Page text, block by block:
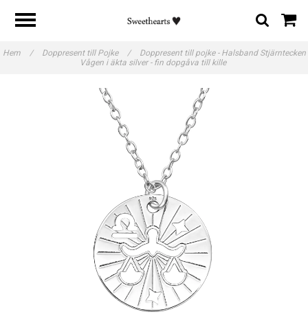
Hem / Doppresent till Pojke /
Doppresent till pojke - Halsband Stjärntecken
Vågen i äkta silver - fin dopgåva till kille